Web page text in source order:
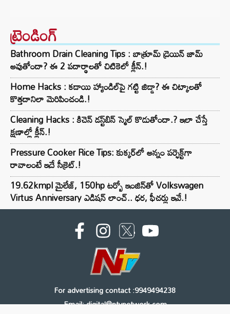
ట్రెండింగ్‌
Bathroom Drain Cleaning Tips : బాత్రూమ్ డ్రెయిన్ జామ్
అవుతోందా? ఈ 2 పదార్థాలతో చిటికెలో క్లీన్.!
Home Hacks : కడాయి హ్యాండిల్‌పై గట్టి జిడ్డా? ఈ చిట్కాలతో
కొత్తదానిలా మెరిపించండి.!
Cleaning Hacks : కిచెన్ డస్ట్‌బిన్ స్మెల్ కొడుతోందా.? ఇలా చేస్తే
క్షణాల్లో క్లీన్.!
Pressure Cooker Rice Tips: కుక్కర్‌లో అన్నం పర్ఫెక్ట్‌గా
రావాలంటే ఇదే సీక్రెట్.!
19.62kmpl మైలేజ్, 150hp టర్బో ఇంజిన్‌తో Volkswagen
Virtus Anniversary ఎడిషన్ లాంచ్.. ధర, ఫీచర్లు ఇవే.!
For advertising contact :9949494238
Email: digital@ntvnetwork.com